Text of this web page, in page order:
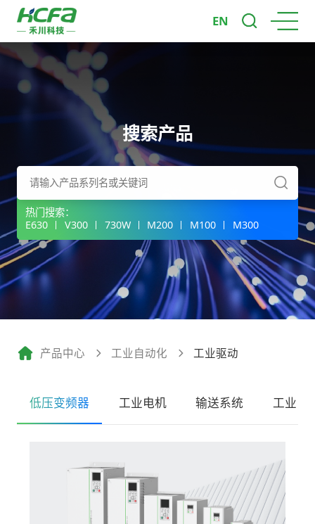
EN
搜索产品
热门搜索：
E630
V300 730W M200 M100 M300
产品中心 工业自动化 工业驱动
低压变频器 工业电机 输送系统 工业电